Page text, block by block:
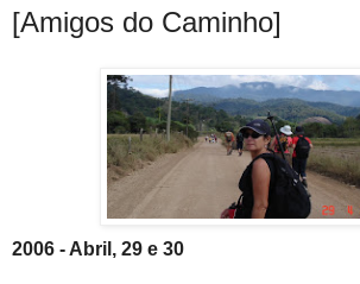
[Amigos do Caminho]
2006 - Abril, 29 e 30